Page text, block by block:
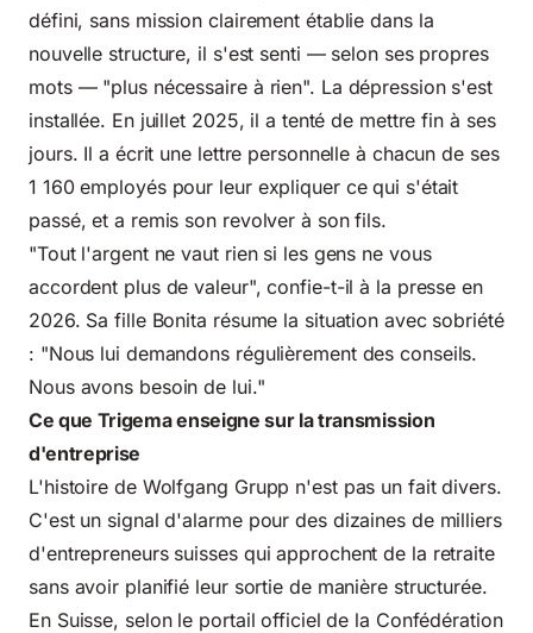
défini, sans mission clairement établie dans la
nouvelle structure, il s'est senti — selon ses propres
mots — "plus nécessaire à rien". La dépression s'est
installée. En juillet 2025, il a tenté de mettre fin à ses
jours. Il a écrit une lettre personnelle à chacun de ses
1 160 employés pour leur expliquer ce qui s'était
passé, et a remis son revolver à son fils.
"Tout l'argent ne vaut rien si les gens ne vous
accordent plus de valeur", confie-t-il à la presse en
2026. Sa fille Bonita résume la situation avec sobriété
: "Nous lui demandons régulièrement des conseils.
Nous avons besoin de lui."
Ce que Trigema enseigne sur la transmission
d'entreprise
L'histoire de Wolfgang Grupp n'est pas un fait divers.
C'est un signal d'alarme pour des dizaines de milliers
d'entrepreneurs suisses qui approchent de la retraite
sans avoir planifié leur sortie de manière structurée.
En Suisse, selon le portail officiel de la Confédération